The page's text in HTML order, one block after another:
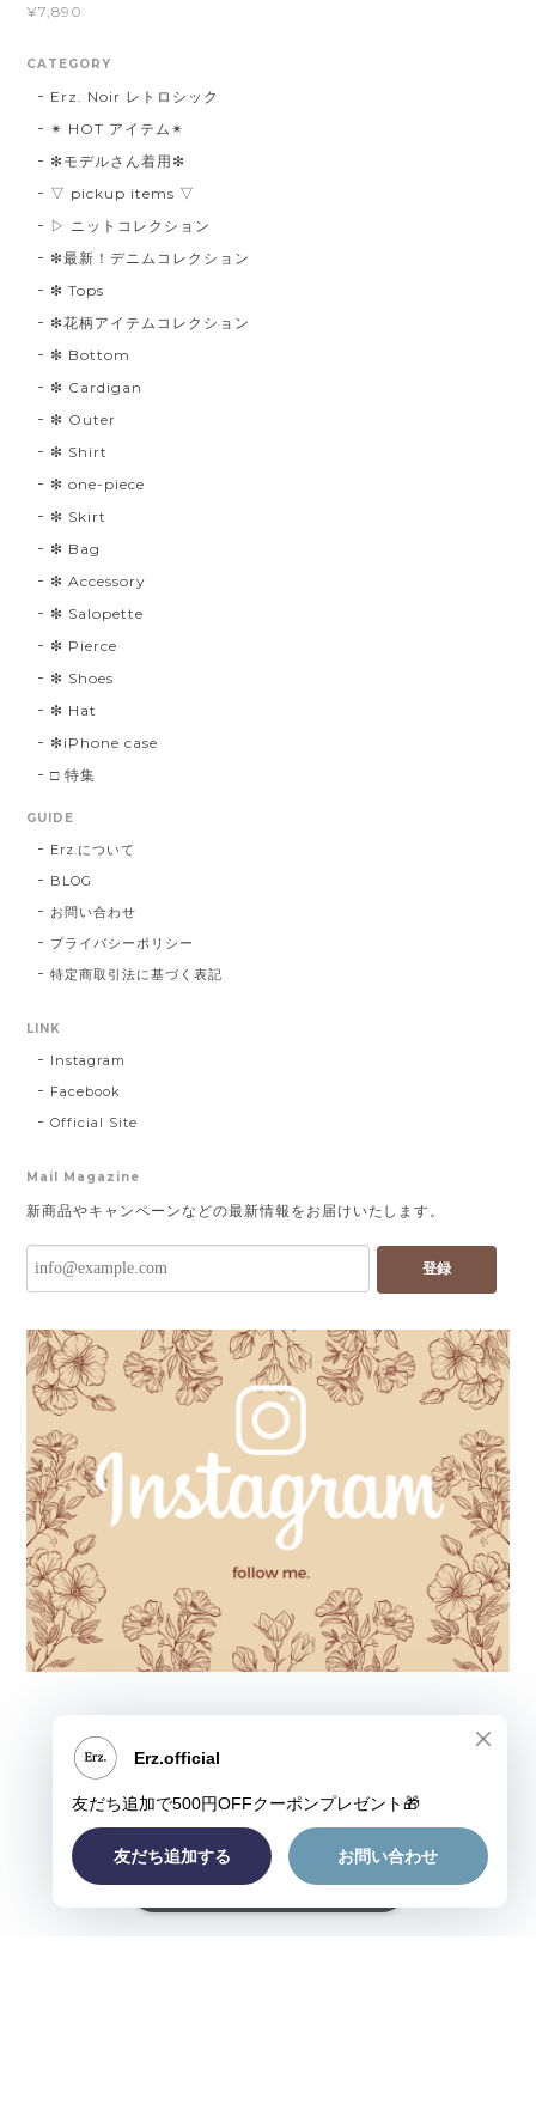
¥7,890
CATEGORY
Erz. Noir レトロシック
✴︎ HOT アイテム✴︎
❇︎モデルさん着用❇︎
▽ pickup items ▽
▷ ニットコレクション
❇︎最新！デニムコレクション
❇︎ Tops
❇︎花柄アイテムコレクション
❇︎ Bottom
❇︎ Cardigan
❇︎ Outer
❇︎ Shirt
❇︎ one-piece
❇︎ Skirt
❇︎ Bag
❇︎ Accessory
❇︎ Salopette
❇︎ Pierce
❇︎ Shoes
❇︎ Hat
❇︎iPhone case
□ 特集
GUIDE
Erz.について
BLOG
お問い合わせ
プライバシーポリシー
特定商取引法に基づく表記
LINK
Instagram
Facebook
Official Site
Mail Magazine
新商品やキャンペーンなどの最新情報をお届けいたします。
登録
ショップに質問する